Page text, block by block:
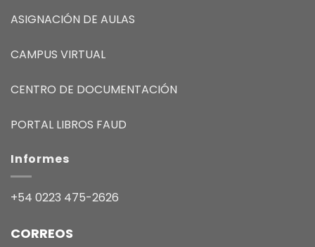
ASIGNACIÓN DE AULAS
CAMPUS VIRTUAL
CENTRO DE DOCUMENTACIÓN
PORTAL LIBROS FAUD
Informes
+54 0223 475-2626
CORREOS